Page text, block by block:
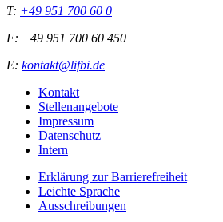
T: +49 951 700 60 0
F: +49 951 700 60 450
E: kontakt@lifbi.de
Kontakt
Stellenangebote
Impressum
Datenschutz
Intern
Erklärung zur Barrierefreiheit
Leichte Sprache
Ausschreibungen